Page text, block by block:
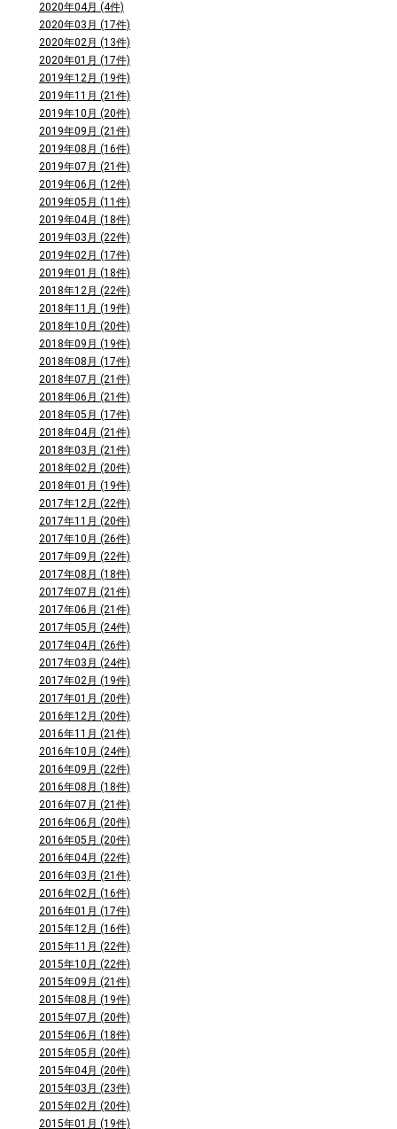
2020年04月 (4件)
2020年03月 (17件)
2020年02月 (13件)
2020年01月 (17件)
2019年12月 (19件)
2019年11月 (21件)
2019年10月 (20件)
2019年09月 (21件)
2019年08月 (16件)
2019年07月 (21件)
2019年06月 (12件)
2019年05月 (11件)
2019年04月 (18件)
2019年03月 (22件)
2019年02月 (17件)
2019年01月 (18件)
2018年12月 (22件)
2018年11月 (19件)
2018年10月 (20件)
2018年09月 (19件)
2018年08月 (17件)
2018年07月 (21件)
2018年06月 (21件)
2018年05月 (17件)
2018年04月 (21件)
2018年03月 (21件)
2018年02月 (20件)
2018年01月 (19件)
2017年12月 (22件)
2017年11月 (20件)
2017年10月 (26件)
2017年09月 (22件)
2017年08月 (18件)
2017年07月 (21件)
2017年06月 (21件)
2017年05月 (24件)
2017年04月 (26件)
2017年03月 (24件)
2017年02月 (19件)
2017年01月 (20件)
2016年12月 (20件)
2016年11月 (21件)
2016年10月 (24件)
2016年09月 (22件)
2016年08月 (18件)
2016年07月 (21件)
2016年06月 (20件)
2016年05月 (20件)
2016年04月 (22件)
2016年03月 (21件)
2016年02月 (16件)
2016年01月 (17件)
2015年12月 (16件)
2015年11月 (22件)
2015年10月 (22件)
2015年09月 (21件)
2015年08月 (19件)
2015年07月 (20件)
2015年06月 (18件)
2015年05月 (20件)
2015年04月 (20件)
2015年03月 (23件)
2015年02月 (20件)
2015年01月 (19件)